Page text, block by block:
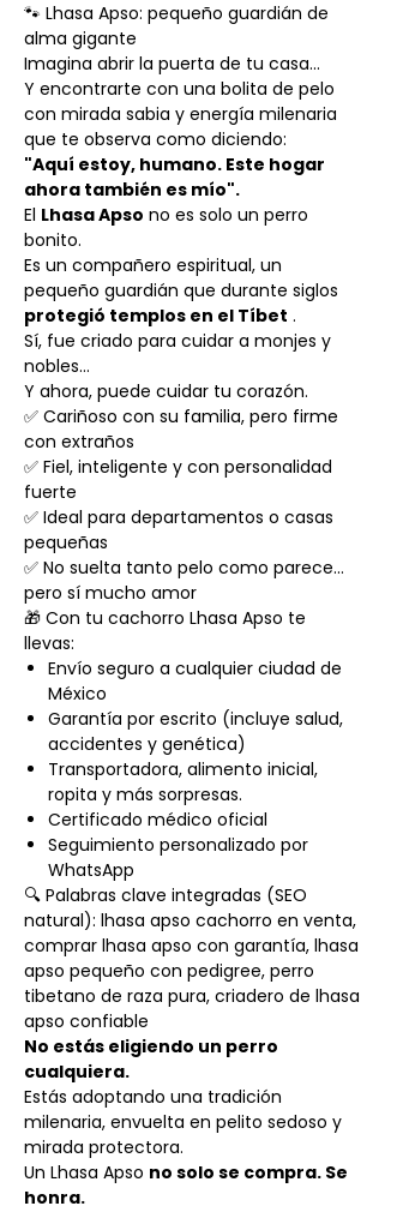
🐾 Lhasa Apso: pequeño guardián de
alma gigante
Imagina abrir la puerta de tu casa...
Y encontrarte con una bolita de pelo
con mirada sabia y energía milenaria
que te observa como diciendo:
"Aquí estoy, humano. Este hogar
ahora también es mío".
El Lhasa Apso no es solo un perro
bonito.
Es un compañero espiritual, un
pequeño guardián que durante siglos
protegió templos en el Tíbet .
Sí, fue criado para cuidar a monjes y
nobles…
Y ahora, puede cuidar tu corazón.
✅ Cariñoso con su familia, pero firme
con extraños
✅ Fiel, inteligente y con personalidad
fuerte
✅ Ideal para departamentos o casas
pequeñas
✅ No suelta tanto pelo como parece…
pero sí mucho amor
🎁 Con tu cachorro Lhasa Apso te
llevas:
Envío seguro a cualquier ciudad de
México
Garantía por escrito (incluye salud,
accidentes y genética)
Transportadora, alimento inicial,
ropita y más sorpresas.
Certificado médico oficial
Seguimiento personalizado por
WhatsApp
🔍 Palabras clave integradas (SEO
natural): lhasa apso cachorro en venta,
comprar lhasa apso con garantía, lhasa
apso pequeño con pedigree, perro
tibetano de raza pura, criadero de lhasa
apso confiable
No estás eligiendo un perro
cualquiera.
Estás adoptando una tradición
milenaria, envuelta en pelito sedoso y
mirada protectora.
Un Lhasa Apso no solo se compra. Se
honra.